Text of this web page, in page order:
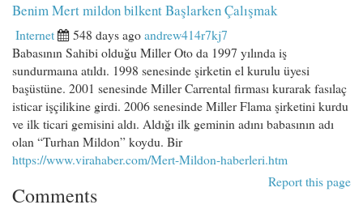
Benim Mert mildon bilkent Başlarken Çalışmak
Internet 548 days agoandrew414r7kj7
Babasının Sahibi olduğu Miller Oto da 1997 yılında iş
sundurmaına atıldı. 1998 senesinde şirketin el kurulu üyesi
başüstüne. 2001 senesinde Miller Carrental firması kurarak fasılaç
isticar işçilikine girdi. 2006 senesinde Miller Flama şirketini kurdu
ve ilk ticari gemisini aldı. Aldığı ilk geminin adını babasının adı
olan “Turhan Mildon” koydu. Bir
https://www.virahaber.com/Mert-Mildon-haberleri.htm
Report this page
Comments